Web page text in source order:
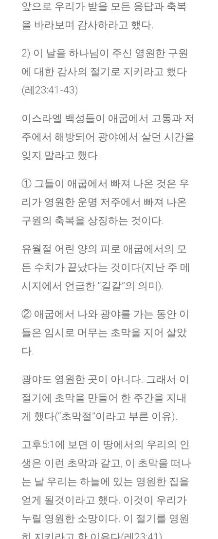
앞으로 우리가 받을 모든 응답과 축복
을 바라보며 감사하라고 했다.
2) 이 날을 하나님이 주신 영원한 구원
에 대한 감사의 절기로 지키라고 했다
(레23:41-43)
이스라엘 백성들이 애굽에서 고통과 저
주에서 해방되어 광야에서 살던 시간을
잊지 말라고 했다.
① 그들이 애굽에서 빠져 나온 것은 우
리가 영원한 운명 저주에서 빠져 나온
구원의 축복을 상징하는 것이다.
유월절 어린 양의 피로 애굽에서의 모
든 수치가 끝났다는 것이다(지난 주 메
시지에서 언급한 “길갈”의 의미).
② 애굽에서 나와 광야를 가는 동안 이
들은 임시로 머무는 초막을 지어 살았
다.
광야도 영원한 곳이 아니다. 그래서 이
절기에 초막을 만들어 한 주간을 지내
게 했다(“초막절”이라고 부른 이유).
고후5:1에 보면 이 땅에서의 우리의 인
생은 이런 초막과 같고, 이 초막을 떠나
는 날 우리는 하늘에 있는 영원한 집을
얻게 될것이라고 했다. 이것이 우리가
누릴 영원한 소망이다. 이 절기를 영원